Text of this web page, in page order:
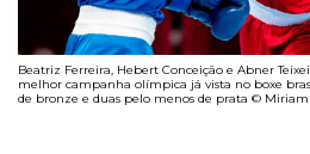
Beatriz Ferreira, Hebert Conceição e Abner
melhor campanha olímpica já vista no boxe
de bronze e duas pelo menos de prata © Miriam